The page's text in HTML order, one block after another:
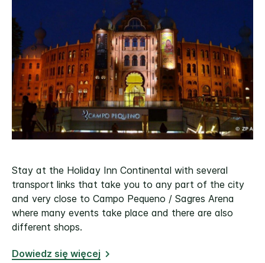
Stay at the Holiday Inn Continental with several
transport links that take you to any part of the city
and very close to Campo Pequeno / Sagres Arena
where many events take place and there are also
different shops.
Dowiedz się więcej